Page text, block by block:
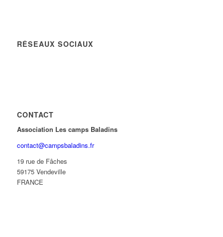
RÉSEAUX SOCIAUX
CONTACT
Association Les camps Baladins
contact@campsbaladins.fr
19 rue de Fâches
59175 Vendeville
FRANCE